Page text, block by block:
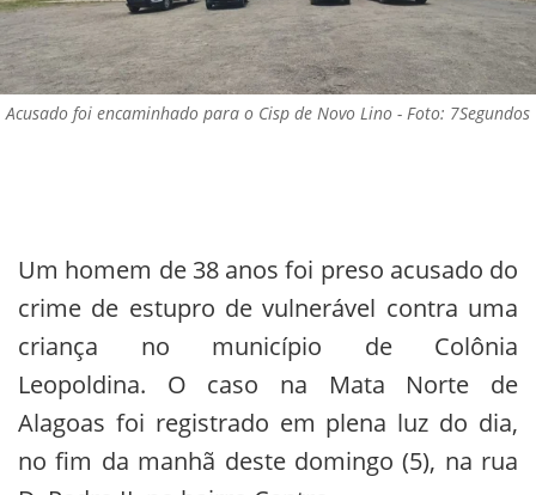
Acusado foi encaminhado para o Cisp de Novo Lino - Foto: 7Segundos
Um homem de 38 anos foi preso acusado do
crime de estupro de vulnerável contra uma
criança no município de Colônia
Leopoldina. O caso na Mata Norte de
Alagoas foi registrado em plena luz do dia,
no fim da manhã deste domingo (5), na rua